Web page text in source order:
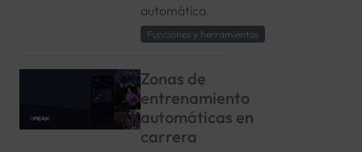
automática.
Funciones y herramientas
Zonas de
entrenamiento
automáticas en
carrera